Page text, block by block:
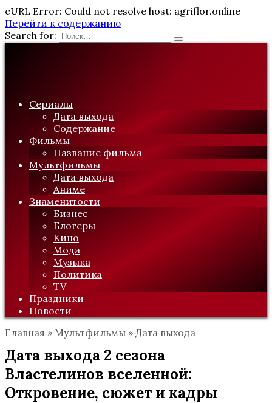
cURL Error: Could not resolve host: agriflor.online
Перейти к содержанию
Search for:
Сериалы
Дата выхода
Содержание
Фильмы
Название фильма
Мультфильмы
Дата выхода
Аниме
Знаменитости
Бизнес
Блогеры
Кино
Мода
Музыка
Политика
TV
Праздники
Новости
Главная » Мультфильмы » Дата выхода
Дата выхода 2 сезона
Властелинов вселенной:
Откровение, сюжет и кадры